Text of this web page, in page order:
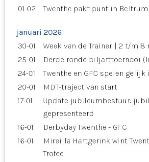
01-02
Twenthe pakt punt in Beltrum
januari 2026
30-01
Week van de Trainer | 2 t/m 8
25-01
Derde ronde biljarttoernooi
24-01
Twenthe en GFC spelen
20-01
MDT-traject van start
17-01
Update jubileumbestuur:
gepresenteerd
16-01
Derbyday Twenthe - GFC
16-01
Mireilla Hartgerink wint
Trofee